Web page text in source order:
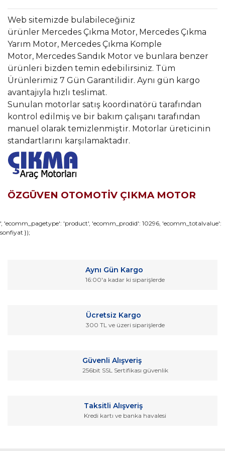
Web sitemizde bulabileceğiniz
ürünler Mercedes Çıkma Motor, Mercedes Çıkma
Yarım Motor, Mercedes Çıkma Komple
Motor, Mercedes Sandık Motor ve bunlara benzer
ürünleri bizden temin edebilirsiniz. Tüm
Ürünlerimiz 7 Gün Garantilidir. Aynı gün kargo
avantajıyla hızlı teslimat.
Sunulan motorlar satış koordinatörü tarafından
kontrol edilmiş ve bir bakım çalışanı tarafından
manuel olarak temizlenmiştir. Motorlar üreticinin
standartlarını karşılamaktadır.
ÖZGÜVEN OTOMOTİV ÇIKMA MOTOR
Yorum Yaz
Bu ürünün fiyat bilgisi, resim, ürün açıklamalarında ve diğer
konularda yetersiz gördüğünüz noktaları öneri formunu
Ürün resmi kalitesiz, bozuk veya görüntülenemiyor.
Ürün fiyatı diğer sitelerden daha pahalı.
', 'ecomm_pagetype': 'product', 'ecomm_prodid': 10296, 'ecomm_totalvalue':
sonfiyat });
Aynı Gün Kargo
16:00'a kadar ki siparişlerde
Ücretsiz Kargo
300 TL ve üzeri siparişlerde
Güvenli Alışveriş
256bit SSL Sertifikası güvenlik
Taksitli Alışveriş
Kredi kartı ve banka havalesi